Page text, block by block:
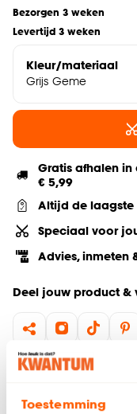
Toestemming
Bezorgen 3 weken
Levertijd 3 weken
Kleur/materiaal
Grijs Geme
Gratis afhalen in
€ 5,99
Altijd de laagste
Speciaal voor
Advies, inmeten
Deel jouw product &
Hulp nodig? Wij